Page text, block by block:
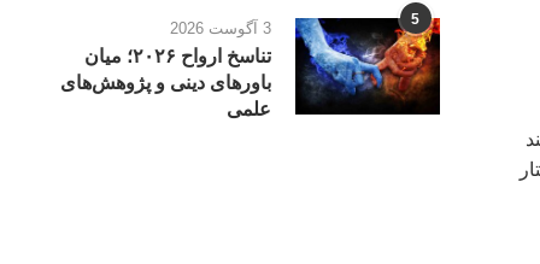
5 3 آگوست 2026
تناسخ ارواح ۲۰۲۶؛ میان
باورهای دینی و پژوهش‌های
علمی